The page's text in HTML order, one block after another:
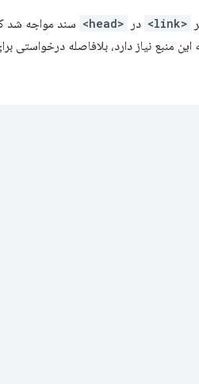
<link> در <head>
منبع نیاز دارد، بلافاصله درخواستی